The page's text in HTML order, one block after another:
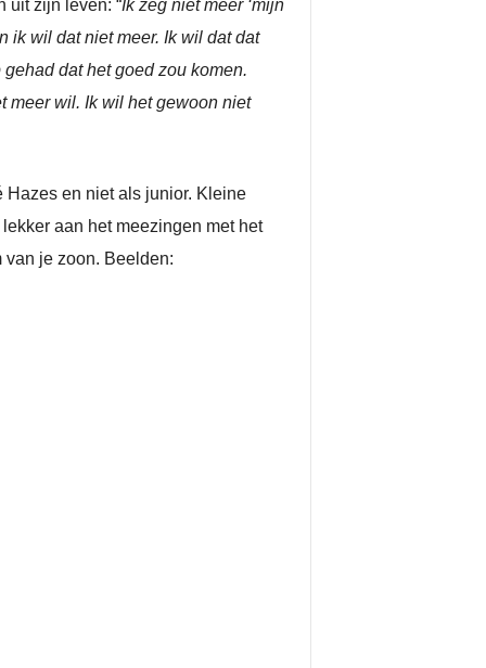
uit zijn leven: “Ik zeg niet meer ‘mijn
ik wil dat niet meer. Ik wil dat dat
dat het goed zou komen.
meer wil. Ik wil het gewoon niet
Hazes en niet als junior. Kleine
lekker aan het meezingen met het
van je zoon. Beelden: